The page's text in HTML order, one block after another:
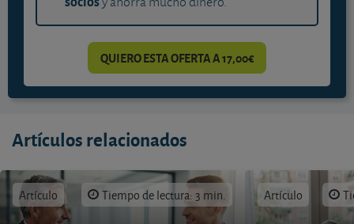
QUIERO ESTA OFERTA A 17,00€
Artículos relacionados
Artículo Tiempo de lectura: 3 min. Artículo